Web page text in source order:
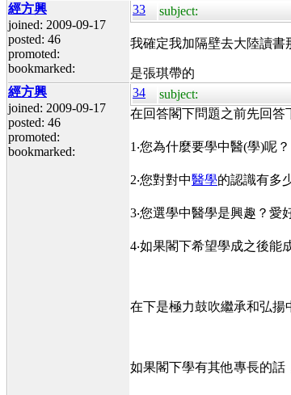
經方興
joined: 2009-09-17
posted: 46
promoted:
bookmarked:
33 subject:
我確定我加隔壁去大陸讀書
是張琪帶的
經方興
joined: 2009-09-17
posted: 46
promoted:
bookmarked:
34 subject:
在回答閣下問題之前先回答
1‧您為什麼要學中醫(學)呢？
2‧您對對中醫學的認識有多
3‧您選學中醫學是興趣？愛
4‧如果閣下希望學成之後能
在下是極力鼓吹繼承和弘揚
如果閣下學有其他專長的話